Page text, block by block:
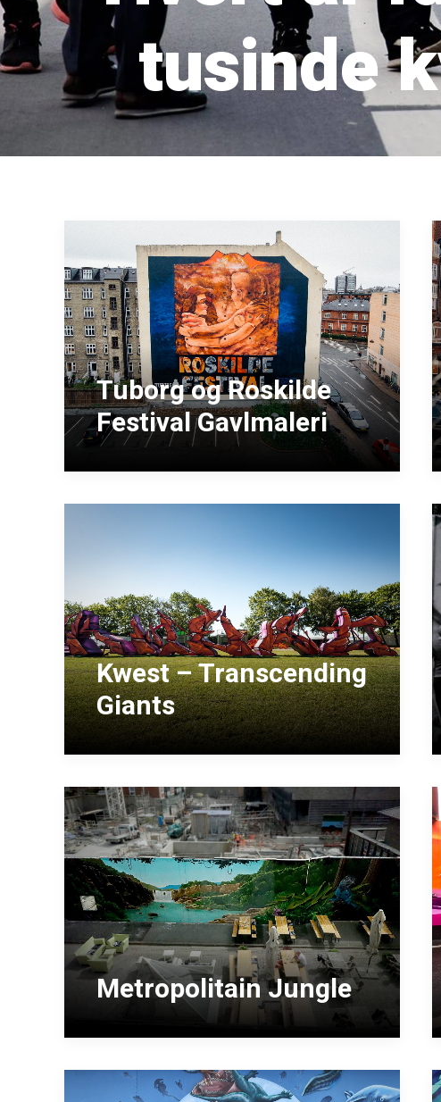
tusinde
Tuborg og Roskilde
Festival Gavlmaleri
Kwest – Transcending
Giants
Metropolitain Jungle